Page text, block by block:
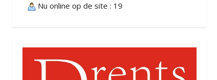
Nu online op de site : 19